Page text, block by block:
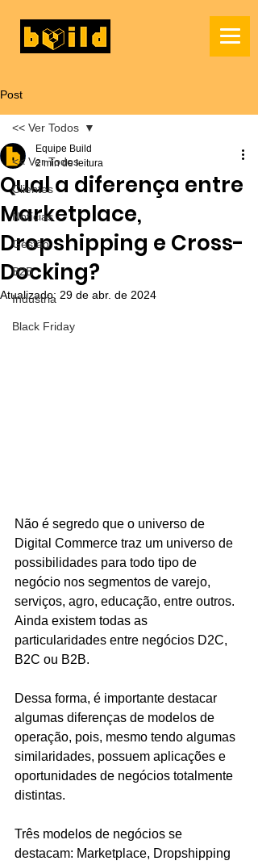
Post
<< Ver Todos
Clientes
Notícias
Gestão
B2B
Indústria
Black Friday
<< Ver Todos
Qual a diferença entre
Marketplace,
Dropshipping e Cross-
Docking?
Equipe Build
2 min de leitura
Atualizado: 29 de abr. de 2024
Não é segredo que o universo de
Digital Commerce traz um universo de
possibilidades para todo tipo de
negócio nos segmentos de varejo,
serviços, agro, educação, entre outros.
Ainda existem todas as
particularidades entre negócios D2C,
B2C ou B2B.
Dessa forma, é importante destacar
algumas diferenças de modelos de
operação, pois, mesmo tendo algumas
similaridades, possuem aplicações e
oportunidades de negócios totalmente
distintas.
Três modelos de negócios se
destacam: Marketplace, Dropshipping